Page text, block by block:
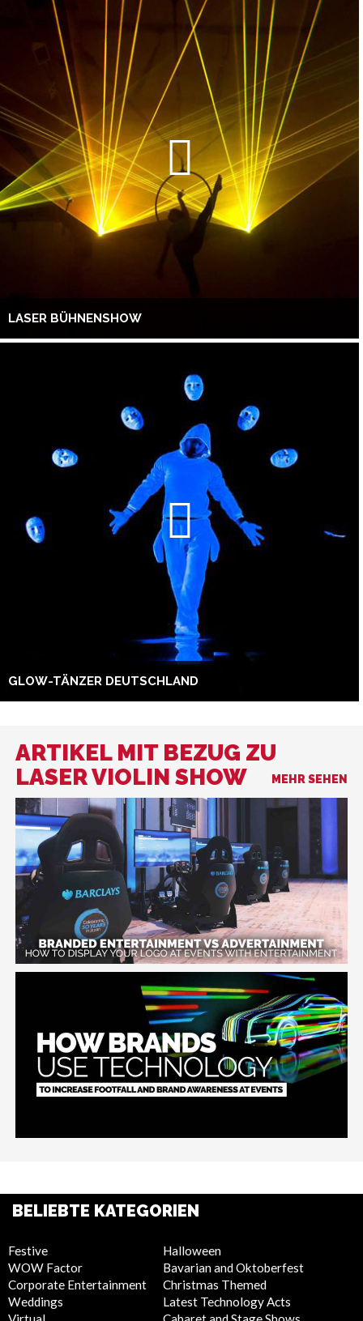
LASER BÜHNENSHOW
GLOW-TÄNZER DEUTSCHLAND
ARTIKEL MIT BEZUG ZU
LASER VIOLIN SHOW
MEHR SEHEN
BELIEBTE KATEGORIEN
Festive
WOW Factor
Corporate Entertainment
Weddings
Halloween
Bavarian and Oktoberfest
Christmas Themed
Latest Technology Acts